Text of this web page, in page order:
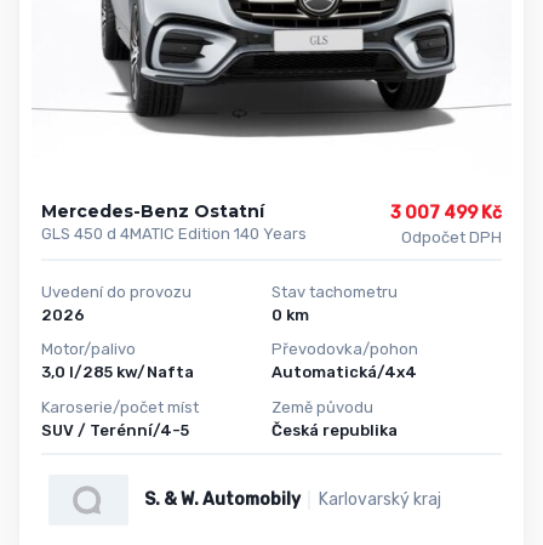
Mercedes-Benz Ostatní
GLS 450 d 4MATIC Edition 140 Years
3 007 499 Kč
Odpočet DPH
Uvedení do provozu
2026
Motor/palivo
3,0 l/285 kw/Nafta
Karoserie/počet míst
SUV / Terénní/4-5
Stav tachometru
0 km
Převodovka/pohon
Automatická/4x4
Země původu
Česká republika
S. & W. Automobily Karlovarský kraj